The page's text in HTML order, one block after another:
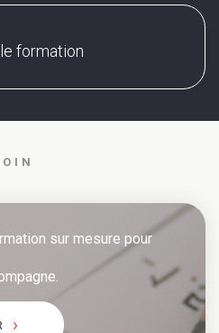
formation
sur mesure pour